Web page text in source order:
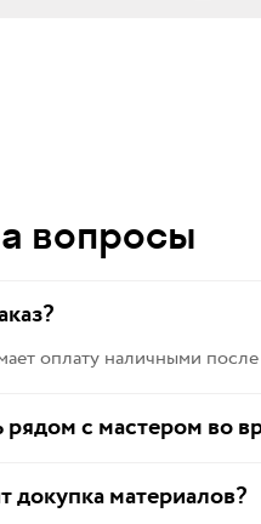
вопросы
оплату наличными
с мастером во
докупка материалов?